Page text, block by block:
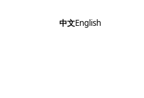
中文English